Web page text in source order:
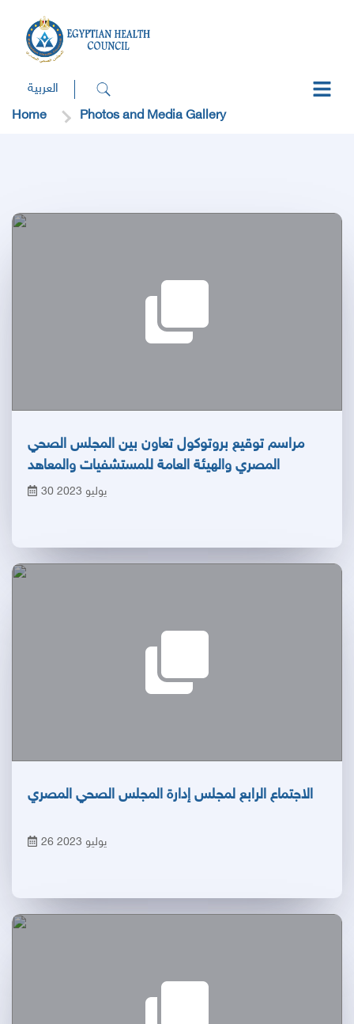
العربية
Home
Photos and Media Gallery
مراسم توقيع بروتوكول تعاون بين المجلس الصحي
المصري والهيئة العامة للمستشفيات والمعاهد
التعليمية
30 يوليو 2023
الاجتماع الرابع لمجلس إدارة المجلس الصحي المصري
26 يوليو 2023